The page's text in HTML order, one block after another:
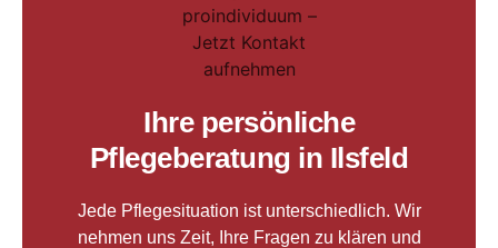
Ihre persönliche
Pflegeberatung in Ilsfeld
Jede Pflegesituation ist unterschiedlich. Wir
nehmen uns Zeit, Ihre Fragen zu klären und